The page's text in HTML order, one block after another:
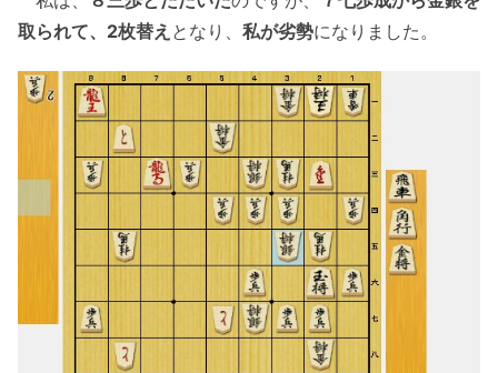
取られて、2枚替え となり、 私が劣勢になりました。